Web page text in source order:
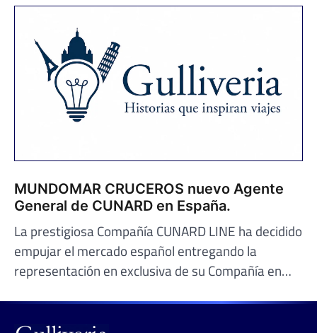
MUNDOMAR CRUCEROS nuevo Agente
General de CUNARD en España.
La prestigiosa Compañía CUNARD LINE ha decidido
empujar el mercado español entregando la
representación en exclusiva de su Compañía en…